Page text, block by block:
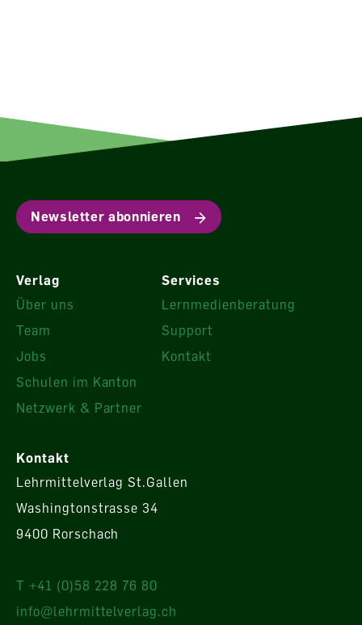
Newsletter abonnieren
Verlag
Über uns
Team
Jobs
Schulen im Kanton
Netzwerk & Partner
Services
Lernmedienberatung
Support
Kontakt
Kontakt
Lehrmittelverlag St.Gallen
Washingtonstrasse 34
9400 Rorschach
T +41 (0)58 228 76 80
info@lehrmittelverlag.ch